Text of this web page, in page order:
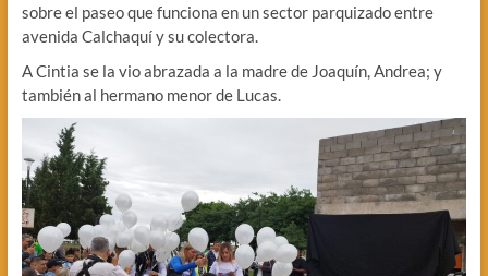
sobre el paseo que funciona en un sector parquizado entre
avenida Calchaquí y su colectora.
A Cintia se la vio abrazada a la madre de Joaquín, Andrea; y
también al hermano menor de Lucas.